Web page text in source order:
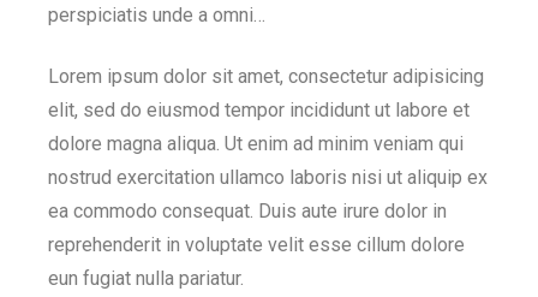
perspiciatis unde a omni…
Lorem ipsum dolor sit amet, consectetur adipisicing
elit, sed do eiusmod tempor incididunt ut labore et
dolore magna aliqua. Ut enim ad minim veniam qui
nostrud exercitation ullamco laboris nisi ut aliquip ex
ea commodo consequat. Duis aute irure dolor in
reprehenderit in voluptate velit esse cillum dolore
eun fugiat nulla pariatur.